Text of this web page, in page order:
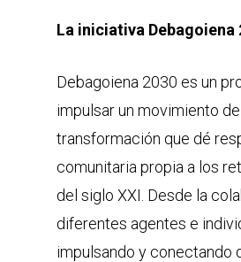
La iniciativa Debagoiena
Debagoiena 2030 es un
impulsar un movimiento de
transformación que dé
comunitaria propia a los
del siglo XXI. Desde la
diferentes agentes e
impulsando y conectando